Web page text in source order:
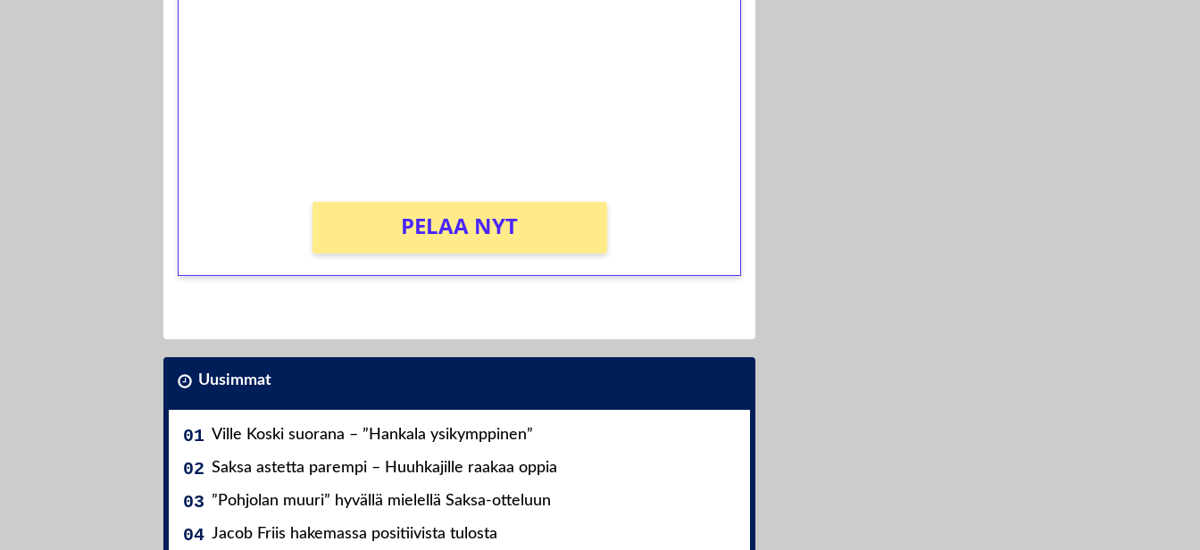
PELAA NYT
Uusimmat
Ville Koski suorana – ”Hankala ysikymppinen”
Saksa astetta parempi – Huuhkajille raakaa oppia
”Pohjolan muuri” hyvällä mielellä Saksa-otteluun
Jacob Friis hakemassa positiivista tulosta